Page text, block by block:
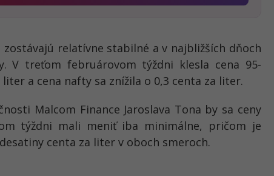
zostávajú relatívne stabilné a v najbližších dňoch
V treťom februárovom týždni klesla cena 95-
liter a cena nafty sa znížila o 0,3 centa za liter.
Malcom Finance Jaroslava Tona by sa ceny
týždni mali meniť iba minimálne, pričom je
centa za liter v oboch smeroch.